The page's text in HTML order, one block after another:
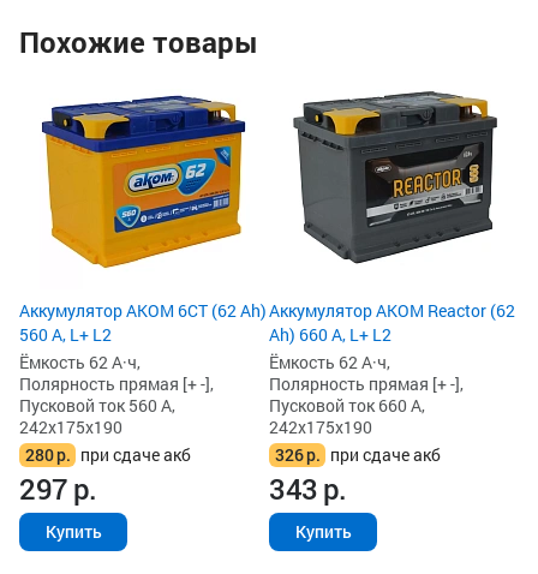
Похожие товары
Аккумулятор AKOM 6СТ (62 Ah)
560 А, L+ L2
Ёмкость 62 А·ч,
Полярность прямая [+ -],
Пусковой ток 560 А,
242x175x190
280р. при сдаче акб
297р.
Купить
Аккумулятор AKOM Reactor (62
Ah) 660 А, L+ L2
Ёмкость 62 А·ч,
Полярность прямая [+ -],
Пусковой ток 660 А,
242x175x190
326р. при сдаче акб
343р.
Купить